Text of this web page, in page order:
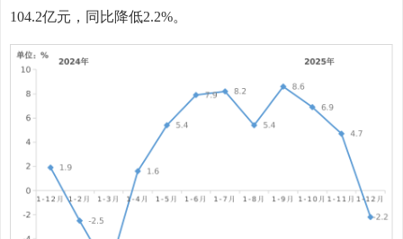
104.2亿元，同比降低2.2%。